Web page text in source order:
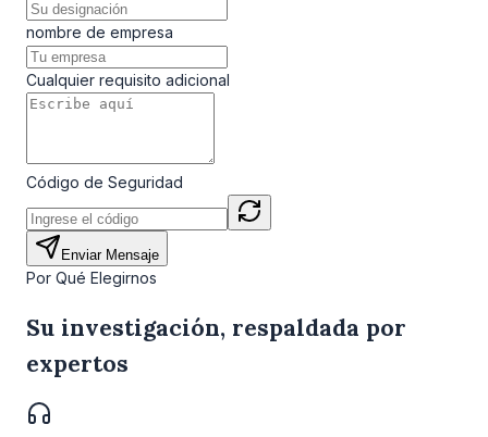
nombre de empresa
Cualquier requisito adicional
Código de Seguridad
Enviar Mensaje
Por Qué Elegirnos
Su investigación, respaldada por
expertos